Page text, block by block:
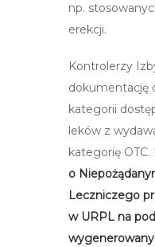
np.
erekcji.
Kontrolerzy
dokumentację
kategorii
leków z
kategorię OTC.
o
Leczniczego
w URPL na